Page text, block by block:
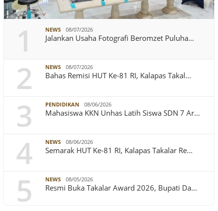
1 NEWS 08/07/2026
Jalankan Usaha Fotografi Beromzet Puluha…
2 NEWS 08/07/2026
Bahas Remisi HUT Ke-81 RI, Kalapas Takal…
3 PENDIDIKAN 08/06/2026
Mahasiswa KKN Unhas Latih Siswa SDN 7 Ar…
4 NEWS 08/06/2026
Semarak HUT Ke-81 RI, Kalapas Takalar Re…
5 NEWS 08/05/2026
Resmi Buka Takalar Award 2026, Bupati Da…